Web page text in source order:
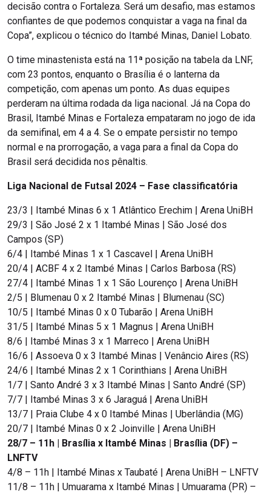
decisão contra o Fortaleza. Será um desafio, mas estamos
confiantes de que podemos conquistar a vaga na final da
Copa”, explicou o técnico do Itambé Minas, Daniel Lobato.
O time minastenista está na 11ª posição na tabela da LNF,
com 23 pontos, enquanto o Brasília é o lanterna da
competição, com apenas um ponto. As duas equipes
perderam na última rodada da liga nacional. Já na Copa do
Brasil, Itambé Minas e Fortaleza empataram no jogo de ida
da semifinal, em 4 a 4. Se o empate persistir no tempo
normal e na prorrogação, a vaga para a final da Copa do
Brasil será decidida nos pênaltis.
Liga Nacional de Futsal 2024 – Fase classificatória
23/3 | Itambé Minas 6 x 1 Atlântico Erechim | Arena UniBH
29/3 | São José 2 x 1 Itambé Minas | São José dos
Campos (SP)
6/4 | Itambé Minas 1 x 1 Cascavel | Arena UniBH
20/4 | ACBF 4 x 2 Itambé Minas | Carlos Barbosa (RS)
27/4 | Itambé Minas 1 x 1 São Lourenço | Arena UniBH
2/5 | Blumenau 0 x 2 Itambé Minas | Blumenau (SC)
10/5 | Itambé Minas 0 x 0 Tubarão | Arena UniBH
31/5 | Itambé Minas 5 x 1 Magnus | Arena UniBH
8/6 | Itambé Minas 3 x 1 Marreco | Arena UniBH
16/6 | Assoeva 0 x 3 Itambé Minas | Venâncio Aires (RS)
24/6 | Itambé Minas 2 x 1 Corinthians | Arena UniBH
1/7 | Santo André 3 x 3 Itambé Minas | Santo André (SP)
7/7 | Itambé Minas 3 x 6 Jaraguá | Arena UniBH
13/7 | Praia Clube 4 x 0 Itambé Minas | Uberlândia (MG)
20/7 | Itambé Minas 0 x 2 Joinville | Arena UniBH
28/7 – 11h | Brasília x Itambé Minas | Brasília (DF) –
LNFTV
4/8 – 11h | Itambé Minas x Taubaté | Arena UniBH – LNFTV
11/8 – 11h | Umuarama x Itambé Minas | Umuarama (PR) –